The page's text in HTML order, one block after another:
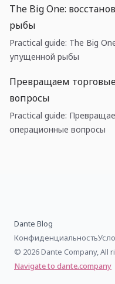
The Big One:
рыбы
Practical guide: The Big
упущенной рыбы
Превращаем
вопросы
Practical guide:
операционные вопросы
Dante Blog
Конфиденциальность
© 2026 Dante Company, All
Navigate to dante.company